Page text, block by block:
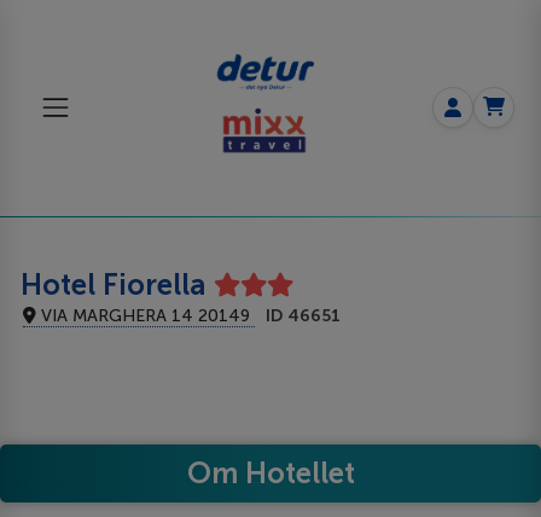
Hotel Fiorella
VIA MARGHERA 14 20149 ID 46651
Om Hotellet